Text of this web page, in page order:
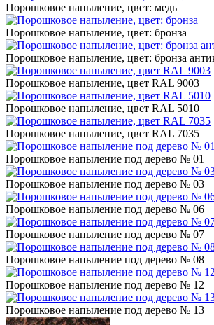
Порошковое напыление, цвет: медь
Порошковое напыление, цвет: бронза
Порошковое напыление, цвет: бронза
Порошковое напыление, цвет RAL 9003
Порошковое напыление, цвет RAL 5010
Порошковое напыление, цвет RAL 7035
Порошковое напыление под дерево № 01
Порошковое напыление под дерево № 03
Порошковое напыление под дерево № 06
Порошковое напыление под дерево № 07
Порошковое напыление под дерево № 08
Порошковое напыление под дерево № 12
Порошковое напыление под дерево № 13